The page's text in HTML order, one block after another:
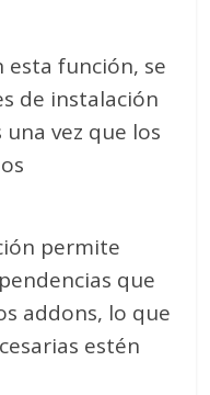
esta función, se
de instalación
vez que los
permite
que
addons, lo que
estén